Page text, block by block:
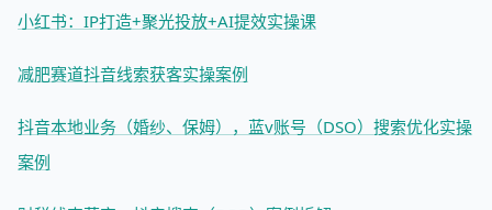
小红书：IP打造+聚光投放+AI提效实操课
减肥赛道抖音线索获客实操案例
抖音本地业务（婚纱、保姆），蓝v账号（DSO）搜索优化实操
案例